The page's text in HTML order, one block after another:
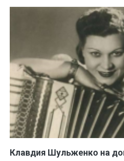
Клавдия Шульженко на